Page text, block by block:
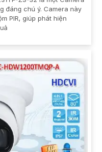
đáng chú ý. Camera này
PIR, giúp phát hiện